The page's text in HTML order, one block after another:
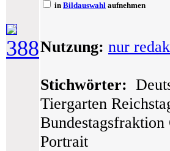
388
in Bildauswahl aufnehmen
Nutzung: nur
Stichwörter:
Tiergarten
Portrait